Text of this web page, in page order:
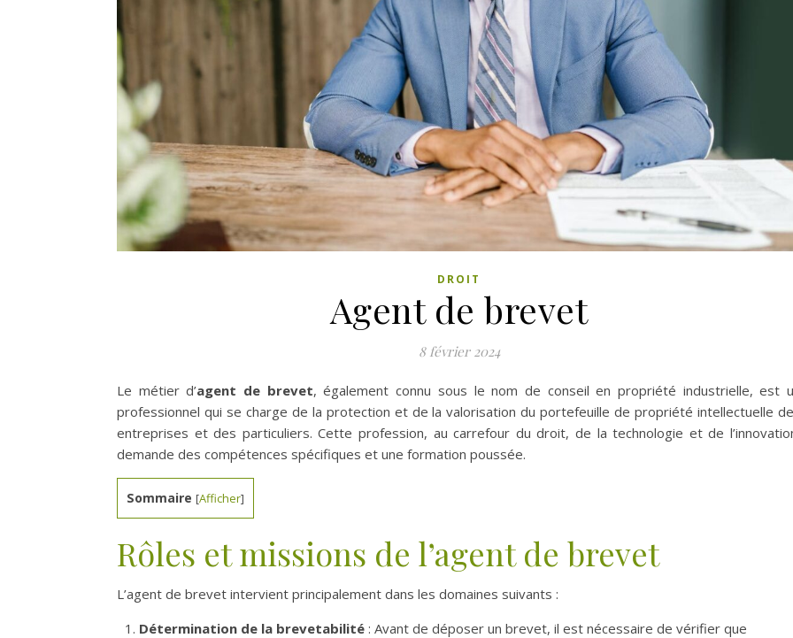
DROIT
Agent de brevet
8 février 2024
Le métier d’agent de brevet, également connu sous le nom de conseil en propriété industrielle, est
professionnel qui se charge de la protection et de la valorisation du portefeuille de propriété intellectuelle
entreprises et des particuliers. Cette profession, au carrefour du droit, de la technologie et de
demande des compétences spécifiques et une formation poussée.
Sommaire [Afficher]
Rôles et missions de l’agent de brevet
L’agent de brevet intervient principalement dans les domaines suivants :
Détermination de la brevetabilité : Avant de déposer un brevet, il est nécessaire de vérifier que